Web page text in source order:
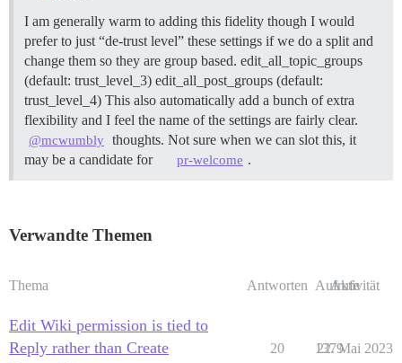
I am generally warm to adding this fidelity though I would
prefer to just “de-trust level” these settings if we do a split and
change them so they are group based. edit_all_topic_groups
(default: trust_level_3) edit_all_post_groups (default:
trust_level_4) This also automatically add a bunch of extra
flexibility and I feel the name of the settings are fairly clear.
@mcwumbly thoughts. Not sure when we can slot this, it
may be a candidate for
pr-welcome .
Verwandte Themen
Thema Antworten Aufrufe
Aktivität
Edit Wiki permission is tied to
Reply rather than Create
20 1379
22. Mai 2023